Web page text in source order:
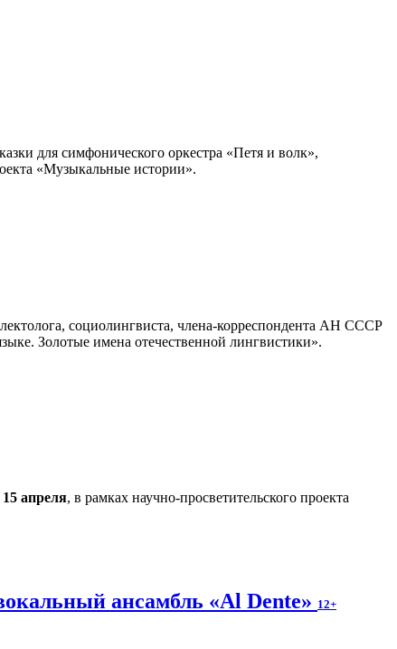
для симфонического оркестра «Петя и волк»,
«Музыкальные истории».
социолингвиста, члена-корреспондента АН СССР
Золотые имена отечественной лингвистики».
15 апреля, в рамках научно-просветительского проекта
ансамбль «Al Dente» 12+